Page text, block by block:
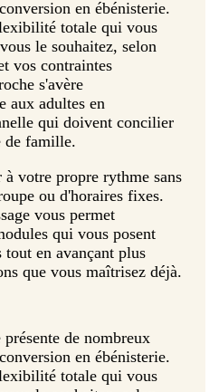
en ébénisterie.
totale qui vous
le souhaitez, selon
vos contraintes
s'avère
aux adultes en
qui doivent concilier
de famille.
à votre propre rythme sans
ou d'horaires fixes.
vous permet
qui vous posent
en avançant plus
que vous maîtrisez déjà.
de nombreux
en ébénisterie.
totale qui vous